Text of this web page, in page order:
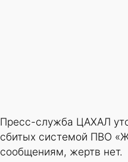
Пресс-служба ЦАХАЛ
сбитых системой ПВО
сообщениям, жертв нет.